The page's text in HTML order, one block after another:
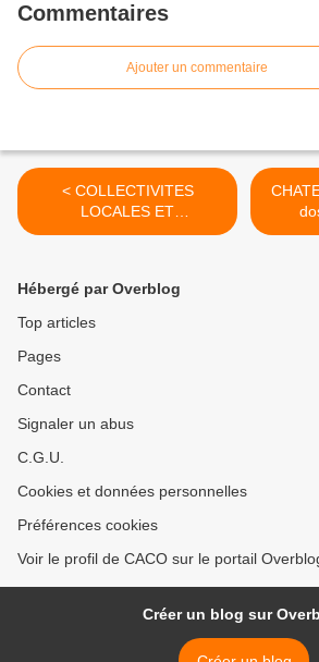
Commentaires
Ajouter un commentaire
< COLLECTIVITES
LOCALES ET
INVESTISSEMENTS...suite
Hébergé par Overblog
Top articles
Pages
Contact
Signaler un abus
C.G.U.
Cookies et données personnelles
Préférences cookies
Voir le profil de CACO sur le portail
Créer un blog sur